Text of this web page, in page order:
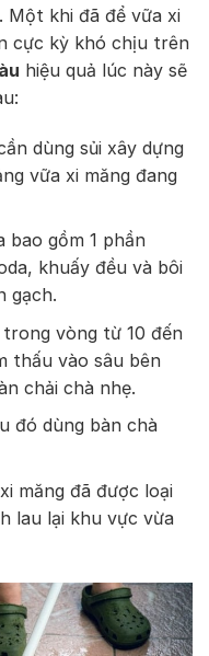
khi đã để vữa xi
cực kỳ khó chịu trên
hiệu quả lúc này sẽ
dùng sủi xây dựng
vữa xi măng đang
bao gồm 1 phần
khuấy đều và bôi
gạch.
vòng từ 10 đến
thấu vào sâu bên
chải chà nhẹ.
đó dùng bàn chà
măng đã được loại
lau lại khu vực vừa